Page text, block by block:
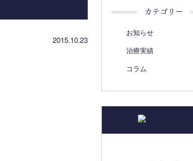
2015.10.23
カテゴリー
お知らせ
治療実績
コラム